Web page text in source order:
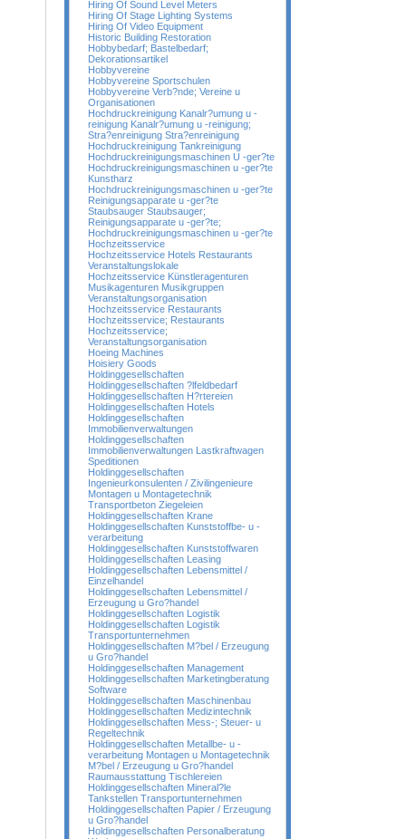
Hiring Of Sound Level Meters
Hiring Of Stage Lighting Systems
Hiring Of Video Equipment
Historic Building Restoration
Hobbybedarf; Bastelbedarf;
Dekorationsartikel
Hobbyvereine
Hobbyvereine Sportschulen
Hobbyvereine Verb?nde; Vereine u
Organisationen
Hochdruckreinigung Kanalr?umung u -
reinigung Kanalr?umung u -reinigung;
Stra?enreinigung Stra?enreinigung
Hochdruckreinigung Tankreinigung
Hochdruckreinigungsmaschinen U -ger?te
Hochdruckreinigungsmaschinen u -ger?te
Kunstharz
Hochdruckreinigungsmaschinen u -ger?te
Reinigungsapparate u -ger?te
Staubsauger Staubsauger;
Reinigungsapparate u -ger?te;
Hochdruckreinigungsmaschinen u -ger?te
Hochzeitsservice
Hochzeitsservice Hotels Restaurants
Veranstaltungslokale
Hochzeitsservice Künstleragenturen
Musikagenturen Musikgruppen
Veranstaltungsorganisation
Hochzeitsservice Restaurants
Hochzeitsservice; Restaurants
Hochzeitsservice;
Veranstaltungsorganisation
Hoeing Machines
Hoisiery Goods
Holdinggesellschaften
Holdinggesellschaften ?lfeldbedarf
Holdinggesellschaften H?rtereien
Holdinggesellschaften Hotels
Holdinggesellschaften
Immobilienverwaltungen
Holdinggesellschaften
Immobilienverwaltungen Lastkraftwagen
Speditionen
Holdinggesellschaften
Ingenieurkonsulenten / Zivilingenieure
Montagen u Montagetechnik
Transportbeton Ziegeleien
Holdinggesellschaften Krane
Holdinggesellschaften Kunststoffbe- u -
verarbeitung
Holdinggesellschaften Kunststoffwaren
Holdinggesellschaften Leasing
Holdinggesellschaften Lebensmittel /
Einzelhandel
Holdinggesellschaften Lebensmittel /
Erzeugung u Gro?handel
Holdinggesellschaften Logistik
Holdinggesellschaften Logistik
Transportunternehmen
Holdinggesellschaften M?bel / Erzeugung
u Gro?handel
Holdinggesellschaften Management
Holdinggesellschaften Marketingberatung
Software
Holdinggesellschaften Maschinenbau
Holdinggesellschaften Medizintechnik
Holdinggesellschaften Mess-; Steuer- u
Regeltechnik
Holdinggesellschaften Metallbe- u -
verarbeitung Montagen u Montagetechnik
M?bel / Erzeugung u Gro?handel
Raumausstattung Tischlereien
Holdinggesellschaften Mineral?le
Tankstellen Transportunternehmen
Holdinggesellschaften Papier / Erzeugung
u Gro?handel
Holdinggesellschaften Personalberatung